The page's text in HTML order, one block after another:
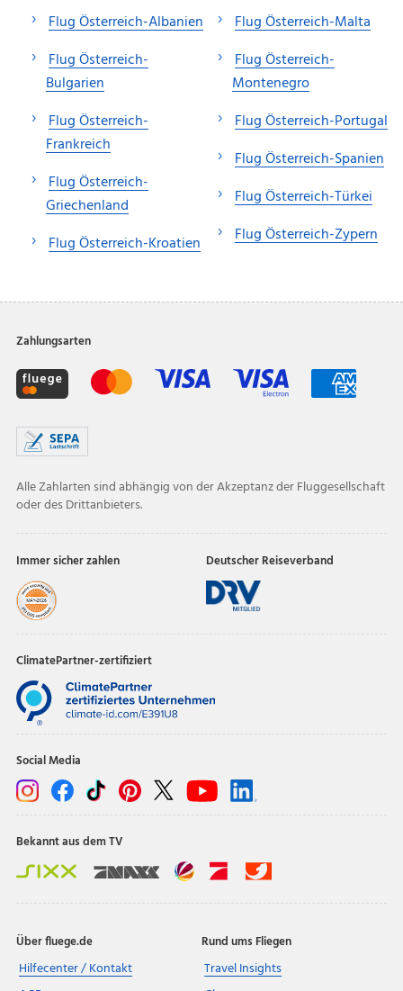
Flug Österreich-Albanien
Flug Österreich-
Bulgarien
Flug Österreich-
Frankreich
Flug Österreich-
Griechenland
Flug Österreich-Kroatien
Flug Österreich-Malta
Flug Österreich-
Montenegro
Flug Österreich-Portugal
Flug Österreich-Spanien
Flug Österreich-Türkei
Flug Österreich-Zypern